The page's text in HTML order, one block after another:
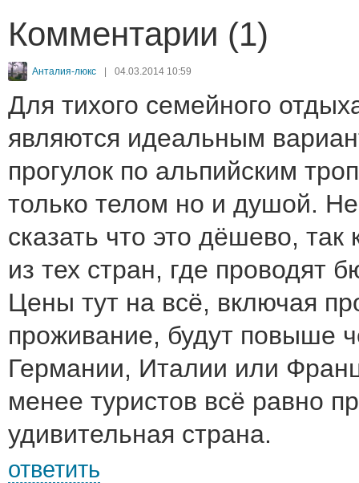
Комментарии (1)
Анталия-люкс | 04.03.2014 10:59
Для тихого семейного
являются идеальным
прогулок по альпийским
только телом но и душой.
сказать что это дёшево,
из тех стран, где проводят
Цены тут на всё, включая
проживание, будут повыше
Германии, Италии или
менее туристов всё равно
удивительная страна.
ответить